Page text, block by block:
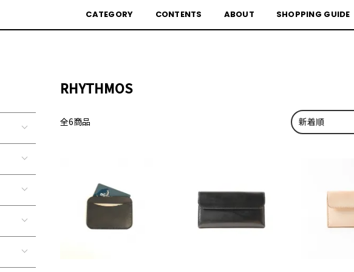
CATEGORY CONTENTS ABOUT SHOPPING GUIDE
RHYTHMOS
全6商品